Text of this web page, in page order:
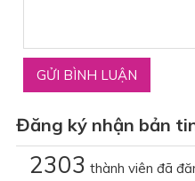
Đăng ký nhận bản
2303 thành viên đã